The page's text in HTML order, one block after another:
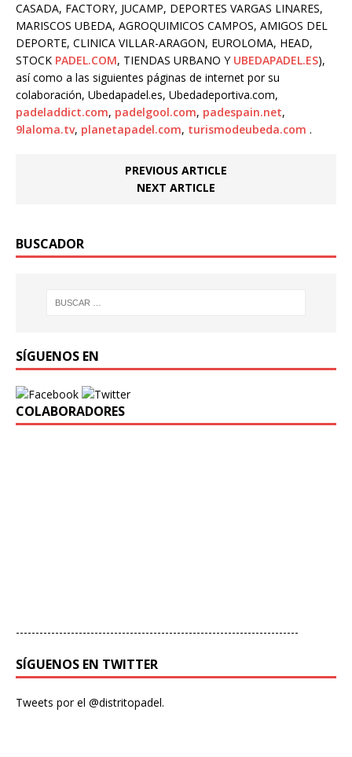
CASADA, FACTORY, JUCAMP, DEPORTES VARGAS LINARES,
MARISCOS UBEDA, AGROQUIMICOS CAMPOS, AMIGOS DEL
DEPORTE, CLINICA VILLAR-ARAGON, EUROLOMA, HEAD,
STOCK PADEL.COM, TIENDAS URBANO Y UBEDAPADEL.ES),
así como a las siguientes páginas de internet por su
colaboración, Ubedapadel.es, Ubedadeportiva.com,
padeladdict.com, padelgool.com, padespain.net,
9laloma.tv, planetapadel.com, turismodeubeda.com .
PREVIOUS ARTICLE
NEXT ARTICLE
BUSCADOR
SÍGUENOS EN
COLABORADORES
------------------------------------------------------------------------
SÍGUENOS EN TWITTER
Tweets por el @distritopadel.